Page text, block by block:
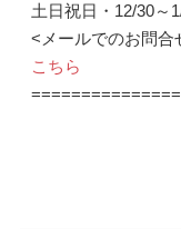
土日祝日・12/30～
<メールでのお問合
こちら